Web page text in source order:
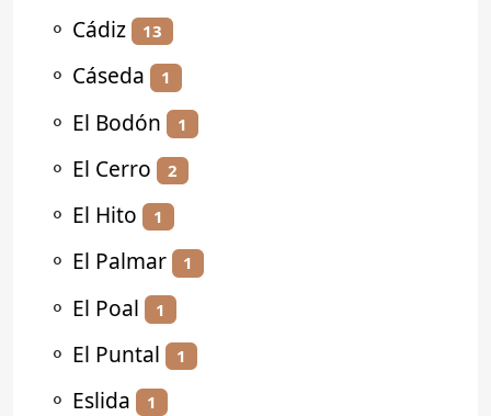
⚬ Cádiz 13
⚬ Cáseda 1
⚬ El Bodón 1
⚬ El Cerro 2
⚬ El Hito 1
⚬ El Palmar 1
⚬ El Poal 1
⚬ El Puntal 1
⚬ Eslida 1